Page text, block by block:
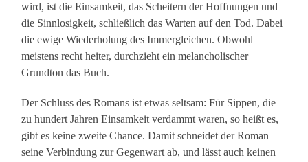
wird, ist die Einsamkeit, das Scheitern der Hoffnungen und
die Sinnlosigkeit, schließlich das Warten auf den Tod. Dabei
die ewige Wiederholung des Immergleichen. Obwohl
meistens recht heiter, durchzieht ein melancholischer
Grundton das Buch.
Der Schluss des Romans ist etwas seltsam: Für Sippen, die
zu hundert Jahren Einsamkeit verdammt waren, so heißt es,
gibt es keine zweite Chance. Damit schneidet der Roman
seine Verbindung zur Gegenwart ab, und lässt auch keinen